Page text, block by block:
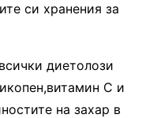
си хранения за
диетолози
С и
на захар в